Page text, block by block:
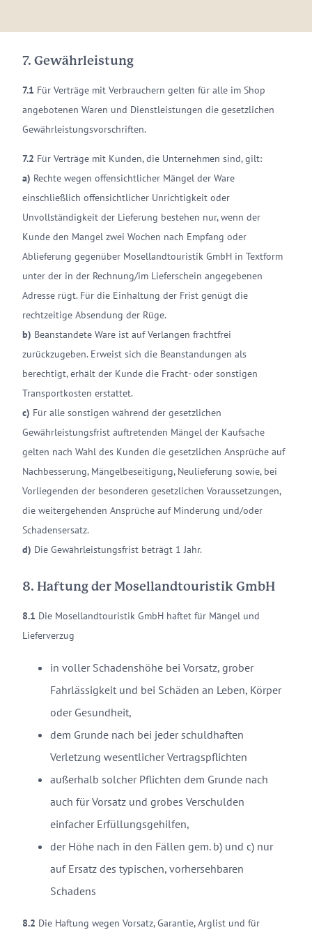
7. Gewährleistung
7.1 Für Verträge mit Verbrauchern gelten für alle im Shop
angebotenen Waren und Dienstleistungen die gesetzlichen
Gewährleistungsvorschriften.
7.2 Für Verträge mit Kunden, die Unternehmen sind, gilt:
a) Rechte wegen offensichtlicher Mängel der Ware
einschließlich offensichtlicher Unrichtigkeit oder
Unvollständigkeit der Lieferung bestehen nur, wenn der
Kunde den Mangel zwei Wochen nach Empfang oder
Ablieferung gegenüber Mosellandtouristik GmbH in Textform
unter der in der Rechnung/im Lieferschein angegebenen
Adresse rügt. Für die Einhaltung der Frist genügt die
rechtzeitige Absendung der Rüge.
b) Beanstandete Ware ist auf Verlangen frachtfrei
zurückzugeben. Erweist sich die Beanstandungen als
berechtigt, erhält der Kunde die Fracht- oder sonstigen
Transportkosten erstattet.
c) Für alle sonstigen während der gesetzlichen
Gewährleistungsfrist auftretenden Mängel der Kaufsache
gelten nach Wahl des Kunden die gesetzlichen Ansprüche auf
Nachbesserung, Mängelbeseitigung, Neulieferung sowie, bei
Vorliegenden der besonderen gesetzlichen Voraussetzungen,
die weitergehenden Ansprüche auf Minderung und/oder
Schadensersatz.
d) Die Gewährleistungsfrist beträgt 1 Jahr.
8. Haftung der Mosellandtouristik GmbH
8.1 Die Mosellandtouristik GmbH haftet für Mängel und
Lieferverzug
in voller Schadenshöhe bei Vorsatz, grober
Fahrlässigkeit und bei Schäden an Leben, Körper
oder Gesundheit,
dem Grunde nach bei jeder schuldhaften
Verletzung wesentlicher Vertragspflichten
außerhalb solcher Pflichten dem Grunde nach
auch für Vorsatz und grobes Verschulden
einfacher Erfüllungsgehilfen,
der Höhe nach in den Fällen gem. b) und c) nur
auf Ersatz des typischen, vorhersehbaren
Schadens
8.2 Die Haftung wegen Vorsatz, Garantie, Arglist und für